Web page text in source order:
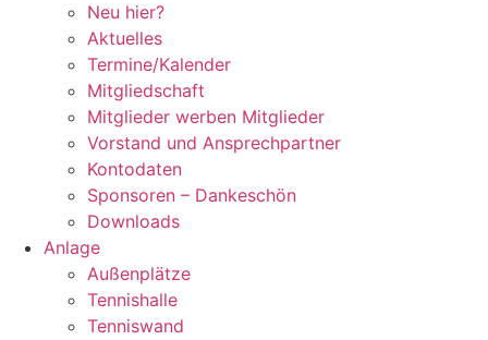
Neu hier?
Aktuelles
Termine/Kalender
Mitgliedschaft
Mitglieder werben Mitglieder
Vorstand und Ansprechpartner
Kontodaten
Sponsoren – Dankeschön
Downloads
Anlage
Außenplätze
Tennishalle
Tenniswand